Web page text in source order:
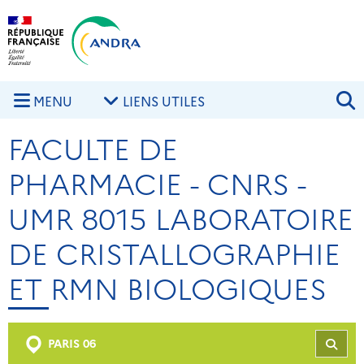
Aller au contenu principal
MENU LIENS UTILES
FACULTE DE
PHARMACIE - CNRS -
UMR 8015 LABORATOIRE
DE CRISTALLOGRAPHIE
ET RMN BIOLOGIQUES
PARIS 06